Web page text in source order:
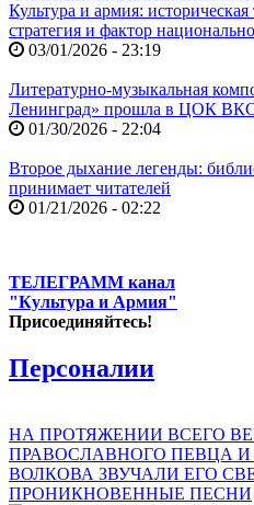
Культура и армия:
стратегия и фактор
03/01/2026 - 23:19
Литературно-музыкальная
Ленинград» прошла в ЦОК
01/30/2026 - 22:04
Второе дыхание легенды:
принимает читателей
01/21/2026 - 02:22
ТЕЛЕГРАММ канал
"Культура и Армия"
Присоединяйтесь!
Персоналии
НА ПРОТЯЖЕНИИ ВСЕГО
ПРАВОСЛАВНОГО ПЕВЦА
ВОЛКОВА ЗВУЧАЛИ ЕГО
ПРОНИКНОВЕННЫЕ ПЕСНИ